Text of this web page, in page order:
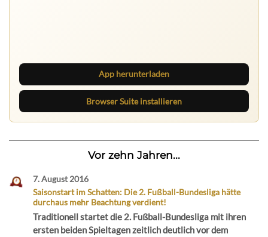
App herunterladen
Browser Suite installieren
Vor zehn Jahren...
7. August 2016
Saisonstart im Schatten: Die 2. Fußball-Bundesliga hätte
durchaus mehr Beachtung verdient!
Traditionell startet die 2. Fußball-Bundesliga mit ihren
ersten beiden Spieltagen zeitlich deutlich vor dem